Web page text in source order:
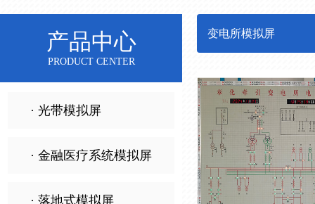
产品中心
PRODUCT CENTER
· 光带模拟屏
· 金融医疗系统模拟屏
· 落地式模拟屏
变电所模拟屏